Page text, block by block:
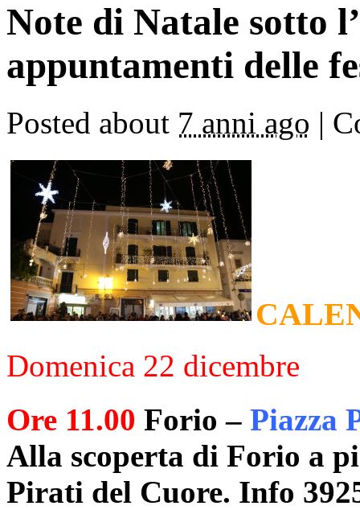
Note di Natale sotto
appuntamenti delle
Posted about 7 anni ago |
Domenica 22 dicembre
Ore 11.00 Forio – Piazza
Alla scoperta di Forio a
Pirati del Cuore. Info